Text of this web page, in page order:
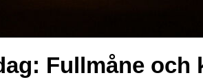
Fullmåne och